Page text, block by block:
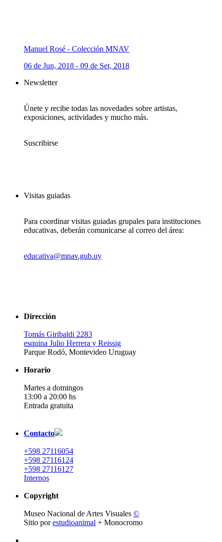
Manuel Rosé - Colección MNAV
06 de Jun, 2018 - 09 de Set, 2018
Newsletter
Únete y recibe todas las novedades sobre artistas,
exposiciones, actividades y mucho más.
Suscribirse
Visitas guiadas
Para coordinar visitas guiadas grupales para instituciones
educativas, deberán comunicarse al correo del área:
educativa@mnav.gub.uy
Dirección
Tomás Giribaldi 2283
esquina Julio Herrera y Reissig
Parque Rodó, Montevideo Uruguay
Horario
Martes a domingos
13:00 a 20:00 hs
Entrada gratuita
Contacto
+598 27116054
+598 27116124
+598 27116127
Internos
Copyright
Museo Nacional de Artes Visuales ©
Sitio porestudioanimal + Monocromo